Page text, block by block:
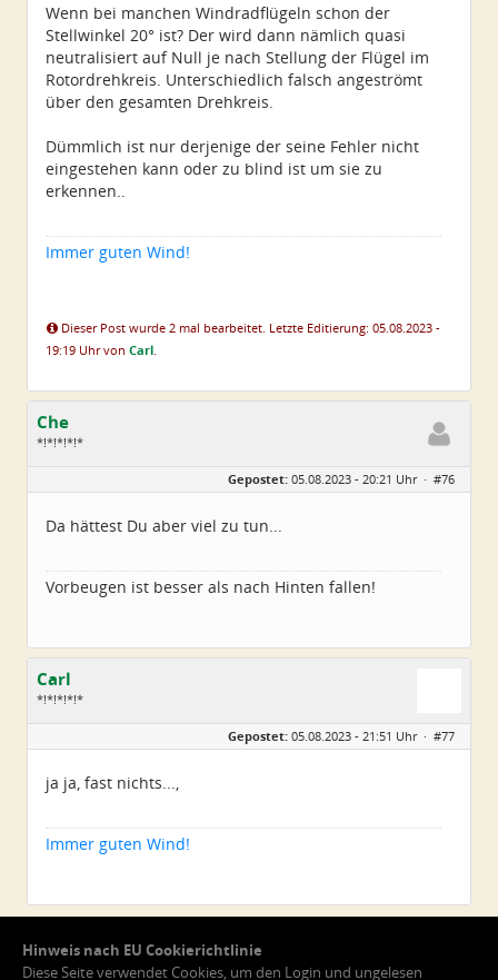
Wenn bei manchen Windradflügeln schon der
Stellwinkel 20° ist? Der wird dann nämlich quasi
neutralisiert auf Null je nach Stellung der Flügel im
Rotordrehkreis. Unterschiedlich falsch angeströmt
über den gesamten Drehkreis.
Dümmlich ist nur derjenige der seine Fehler nicht
eingestehen kann oder zu blind ist um sie zu
erkennen..
Immer guten Wind!
Dieser Post wurde 2 mal bearbeitet. Letzte Editierung: 05.08.2023 -
19:19 Uhr von Carl
Che
*!*!*!*!*
Alter:
72
Dabei seit:
06 / 2014
Gepostet: 05.08.2023 - 20:21 Uhr · #76
Da hättest Du aber viel zu tun...
Vorbeugen ist besser als nach Hinten fallen!
Carl
*!*!*!*!*
Geschlecht:
Beiträge:
5224
Gepostet: 05.08.2023 - 21:51 Uhr · #77
ja ja, fast nichts...,
Immer guten Wind!
1
Hinweis nach EU Cookierichtlinie
Diese Seite verwendet Cookies, um den Login und ungelesen